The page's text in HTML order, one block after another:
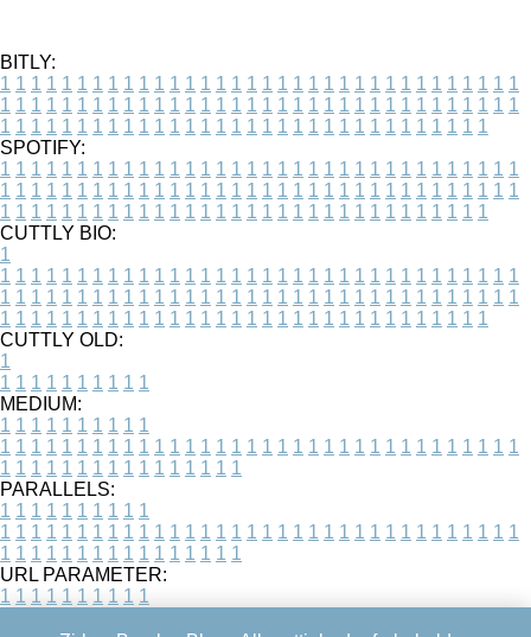
BITLY:
1 1 1 1 1 1 1 1 1 1 1 1 1 1 1 1 1 1 1 1 1 1 1 1 1 1 1 1 1 1 1 1 1 1
1 1 1 1 1 1 1 1 1 1 1 1 1 1 1 1 1 1 1 1 1 1 1 1 1 1 1 1 1 1 1 1 1 1
1 1 1 1 1 1 1 1 1 1 1 1 1 1 1 1 1 1 1 1 1 1 1 1 1 1 1 1 1 1 1 1
SPOTIFY:
1 1 1 1 1 1 1 1 1 1 1 1 1 1 1 1 1 1 1 1 1 1 1 1 1 1 1 1 1 1 1 1 1 1
1 1 1 1 1 1 1 1 1 1 1 1 1 1 1 1 1 1 1 1 1 1 1 1 1 1 1 1 1 1 1 1 1 1
1 1 1 1 1 1 1 1 1 1 1 1 1 1 1 1 1 1 1 1 1 1 1 1 1 1 1 1 1 1 1 1
CUTTLY BIO:
1
1 1 1 1 1 1 1 1 1 1 1 1 1 1 1 1 1 1 1 1 1 1 1 1 1 1 1 1 1 1 1 1 1 1
1 1 1 1 1 1 1 1 1 1 1 1 1 1 1 1 1 1 1 1 1 1 1 1 1 1 1 1 1 1 1 1 1 1
1 1 1 1 1 1 1 1 1 1 1 1 1 1 1 1 1 1 1 1 1 1 1 1 1 1 1 1 1 1 1 1
CUTTLY OLD:
1
1 1 1 1 1 1 1 1 1 1
MEDIUM:
1 1 1 1 1 1 1 1 1 1
1 1 1 1 1 1 1 1 1 1 1 1 1 1 1 1 1 1 1 1 1 1 1 1 1 1 1 1 1 1 1 1 1 1
1 1 1 1 1 1 1 1 1 1 1 1 1 1 1 1
PARALLELS:
1 1 1 1 1 1 1 1 1 1
1 1 1 1 1 1 1 1 1 1 1 1 1 1 1 1 1 1 1 1 1 1 1 1 1 1 1 1 1 1 1 1 1 1
1 1 1 1 1 1 1 1 1 1 1 1 1 1 1 1
URL PARAMETER:
1 1 1 1 1 1 1 1 1 1